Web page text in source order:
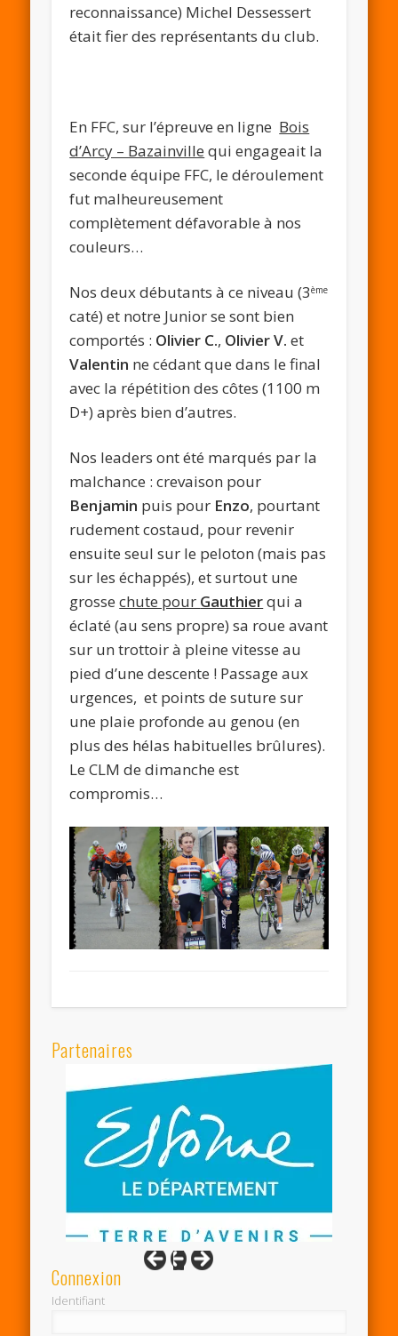
reconnaissance) Michel Dessessert
était fier des représentants du club.
En FFC, sur l’épreuve en ligne Bois
d’Arcy – Bazainville qui engageait la
seconde équipe FFC, le déroulement
fut malheureusement
complètement défavorable à nos
couleurs…
Nos deux débutants à ce niveau (3ème
caté) et notre Junior se sont bien
comportés : Olivier C., Olivier V. et
Valentin ne cédant que dans le final
avec la répétition des côtes (1100 m
D+) après bien d’autres.
Nos leaders ont été marqués par la
malchance : crevaison pour
Benjamin puis pour Enzo, pourtant
rudement costaud, pour revenir
ensuite seul sur le peloton (mais pas
sur les échappés), et surtout une
grossechute pour Gauthierqui a
éclaté (au sens propre) sa roue avant
sur un trottoir à pleine vitesse au
pied d’une descente ! Passage aux
urgences, et points de suture sur
une plaie profonde au genou (en
plus des hélas habituelles brûlures).
Le CLM de dimanche est
compromis…
Partenaires
Connexion
Identifiant